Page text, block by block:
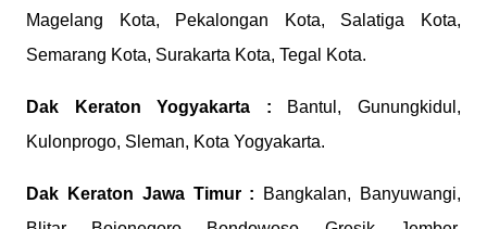
Magelang Kota, Pekalongan Kota, Salatiga Kota,
Semarang Kota, Surakarta Kota, Tegal Kota.
Dak Keraton Yogyakarta : Bantul, Gunungkidul,
Kulonprogo, Sleman, Kota Yogyakarta.
Dak Keraton Jawa Timur : Bangkalan, Banyuwangi,